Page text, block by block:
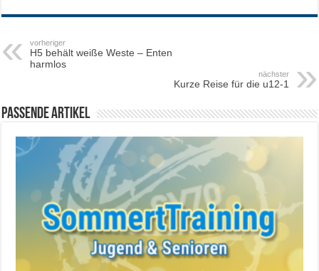
vorheriger
H5 behält weiße Weste – Enten
harmlos
nächster
Kurze Reise für die u12-1
Passende Artikel